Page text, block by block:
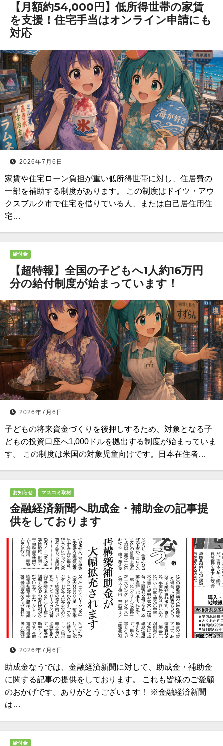
【月額約54,000円】低所得世帯の家賃
を支援！住宅手当はオンライン申請にも
対応
2026年7月6日
家賃や住宅ローン負担が重い低所得世帯に対し、住居費の
一部を補助する制度があります。 この制度はドイツ・アウ
クスブルク市で住宅を借りている人、または自己居住用住
宅…
給付金
【超特報】全国の子どもへ1人約16万円
分の給付制度が始まっています！
2026年7月6日
子どもの将来資金づくりを後押しするため、対象となる子
どもの投資口座へ1,000ドルを拠出する制度が始まっていま
す。 この制度は米国の対象児童向けです。日本在住者…
お知らせ マスコミ取材
金融経済新聞へ助成⾦・補助⾦の記事提
供をしております
2026年7月6日
助成金なうでは、金融経済新聞に対して、助成金・補助金
に関する記事の提供をしております。 これも皆様のご愛顧
のおかげです。ありがとうございます！ ※金融経済新聞
は…
給付金